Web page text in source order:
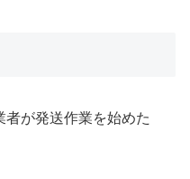
が発送作業を始めた